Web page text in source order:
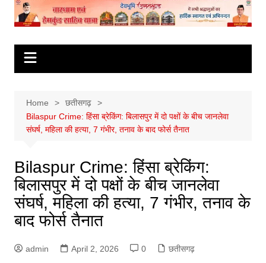
Home
छतीसगढ़
Bilaspur Crime: हिंसा ब्रेकिंग: बिलासपुर में दो पक्षों के बीच जानलेवा
संघर्ष, महिला की हत्या, 7 गंभीर, तनाव के बाद फोर्स तैनात
Bilaspur Crime: हिंसा ब्रेकिंग:
बिलासपुर में दो पक्षों के बीच जानलेवा
संघर्ष, महिला की हत्या, 7 गंभीर, तनाव के
बाद फोर्स तैनात
admin April 2, 2026 0 छतीसगढ़